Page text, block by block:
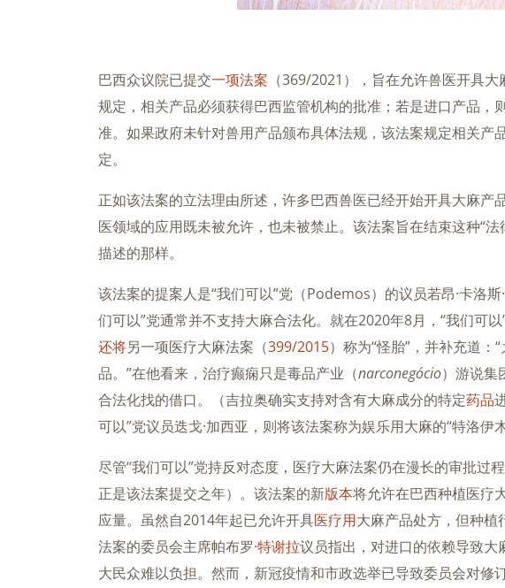
巴西众议院已提交一项法案 （369/2021），旨在允许兽医开具
规定，相关产品必须获得巴西监管机构的批准；若是进口产品，
准。如果政府未针对兽用产品颁布具体法规，该法案规定相关产
定。
正如该法案的立法理由所述，许多巴西兽医已经开始开具大麻产
医领域的应用既未被允许，也未被禁止。该法案旨在结束这种“
描述的那样。
该法案的提案人是“我们可以”党（Podemos）的议员若昂·卡洛斯
们可以”党通常并不支持大麻合法化。就在2020年8月，“我们可
还将另一项医疗大麻法案（399/2015）称为“怪胎”，并补充道：“
品。”在他看来，治疗癫痫只是毒品产业（narconegócio）游说集
合法化找的借口。（吉拉奥确实支持对含有大麻成分的特定药品
可以”党议员迭戈·加西亚，则将该法案称为娱乐用大麻的“特洛伊木
尽管“我们可以”党持反对态度，医疗大麻法案仍在漫长的审批过
正是该法案提交之年）。该法案的新版本将允许在巴西种植医疗
应量。虽然自2014年起已允许开具医疗用大麻产品处方，但种植
法案的委员会主席帕布罗·特谢拉议员指出，对进口的依赖导致
大民众难以负担。然而，新冠疫情和市政选举已导致委员会对修